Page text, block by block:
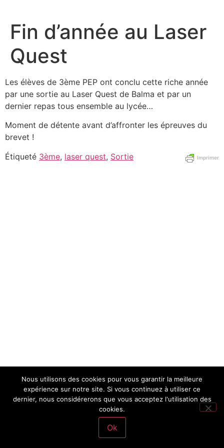
contenu
Fin d’année au Laser
Quest
Les élèves de 3ème PEP ont conclu cette riche année
par une sortie au Laser Quest de Balma et par un
dernier repas tous ensemble au lycée…
Moment de détente avant d’affronter les épreuves du
brevet !
Imprimer
Étiqueté 3ème, laser quest, Sortie
Nous utilisons des cookies pour vous garantir la meilleure
expérience sur notre site. Si vous continuez à utiliser ce
dernier, nous considérerons que vous acceptez l'utilisation des
cookies.
Ok